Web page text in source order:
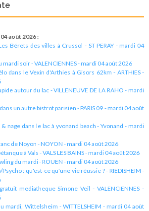
août 2026 :
Bérets des villes à Crussol - ST PERAY - mardi 04
mardi soir - VALENCIENNES - mardi 04 août 2026
dans le Vexin d'Arthies à Gisors 62km - ARTHIES -
autour du lac - VILLENEUVE DE LA RAHO - mardi
un autre bistrot parisien - PARIS 09 - mardi 04 août
nage dans le lac à yvonand beach - Yvonand - mardi
de Noyon - NOYON - mardi 04 août 2026
à Vals - VALS LES BAINS - mardi 04 août 2026
du mardi - ROUEN - mardi 04 août 2026
Psycho : qu'est-ce qu'une vie réussie ? - RIEDISHEIM -
mediatheque Simone Veil - VALENCIENNES -
mardi, Wittelsheim - WITTELSHEIM - mardi 04 août